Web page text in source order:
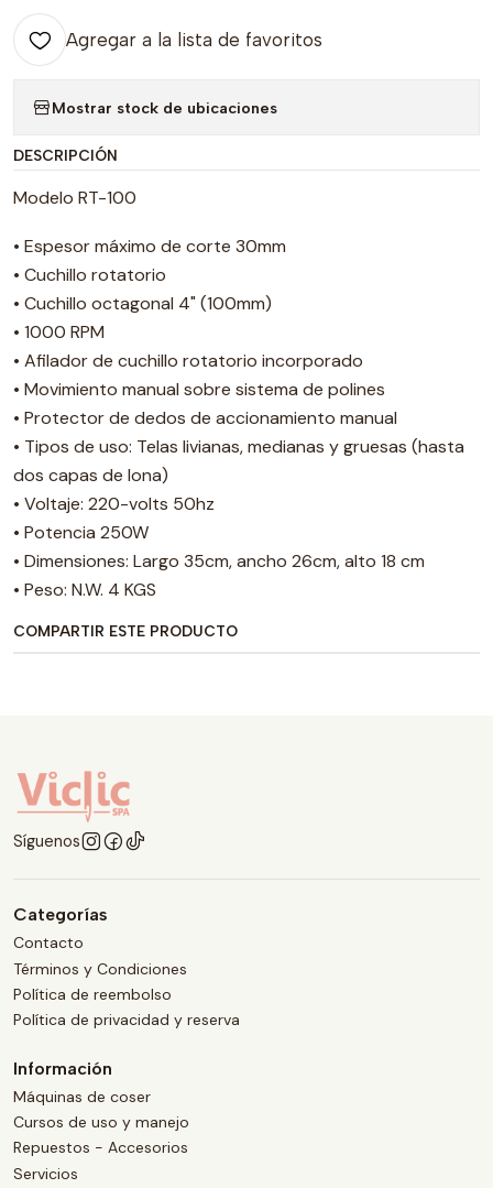
Agregar a la lista de favoritos
Mostrar stock de ubicaciones
DESCRIPCIÓN
Modelo RT-100
• Espesor máximo de corte 30mm
• Cuchillo rotatorio
• Cuchillo octagonal 4" (100mm)
• 1000 RPM
• Afilador de cuchillo rotatorio incorporado
• Movimiento manual sobre sistema de polines
• Protector de dedos de accionamiento manual
• Tipos de uso: Telas livianas, medianas y gruesas (hasta
dos capas de lona)
• Voltaje: 220-volts 50hz
• Potencia 250W
• Dimensiones: Largo 35cm, ancho 26cm, alto 18 cm
• Peso: N.W. 4 KGS
COMPARTIR ESTE PRODUCTO
Síguenos
Categorías
Contacto
Términos y Condiciones
Política de reembolso
Política de privacidad y reserva
Información
Máquinas de coser
Cursos de uso y manejo
Repuestos - Accesorios
Servicios